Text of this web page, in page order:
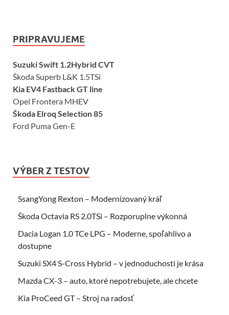
PRIPRAVUJEME
Suzuki Swift 1.2Hybrid CVT
Škoda Superb L&K 1.5TSi
Kia EV4 Fastback GT line
Opel Frontera MHEV
Škoda Elroq Selection 85
Ford Puma Gen-E
VÝBER Z TESTOV
SsangYong Rexton – Modernizovaný kráľ
Škoda Octavia RS 2.0TSi – Rozporuplne výkonná
Dacia Logan 1.0 TCe LPG – Moderne, spoľahlivo a
dostupne
Suzuki SX4 S-Cross Hybrid – v jednoduchosti je krása
Mazda CX-3 – auto, ktoré nepotrebujete, ale chcete
Kia ProCeed GT – Stroj na radosť